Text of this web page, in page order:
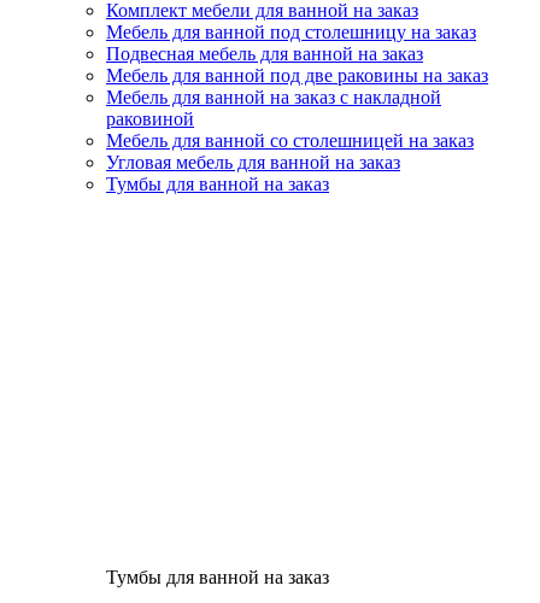
Комплект мебели для ванной на заказ
Мебель для ванной под столешницу на заказ
Подвесная мебель для ванной на заказ
Мебель для ванной под две раковины на заказ
Мебель для ванной на заказ с накладной
раковиной
Мебель для ванной со столешницей на заказ
Угловая мебель для ванной на заказ
Тумбы для ванной на заказ
Тумбы для ванной на заказ